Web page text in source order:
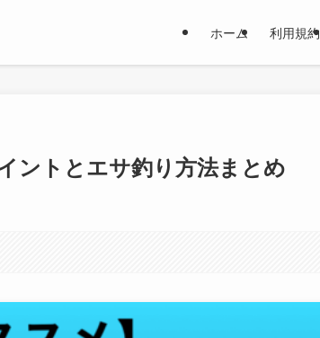
ホーム 利用規約
ントとエサ釣り方法まとめ